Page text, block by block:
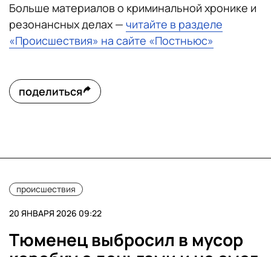
Больше материалов о криминальной хронике и
резонансных делах — читайте в разделе
«Происшествия» на сайте «Постньюс»
поделиться
происшествия
20 ЯНВАРЯ 2026 09:22
Тюменец выбросил в мусор